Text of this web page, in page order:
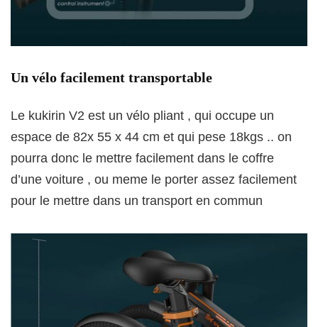
Un vélo facilement transportable
Le kukirin V2 est un vélo pliant , qui occupe un
espace de 82x 55 x 44 cm et qui pese 18kgs .. on
pourra donc le mettre facilement dans le coffre
d’une voiture , ou meme le porter assez facilement
pour le mettre dans un transport en commun